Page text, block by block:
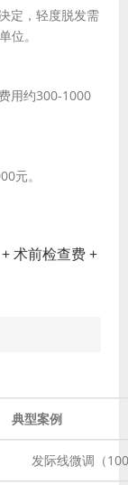
定，轻度脱发需
位。
用约300-1000
元。
术前检查费 +
典型案例
发际线微调（